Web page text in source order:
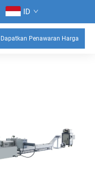
ID
Dapatkan Penawaran Harga